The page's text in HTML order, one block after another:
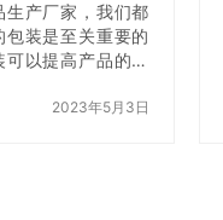
生产厂家，我们都
装是至关重要的
以提高产品的档
市场竞争力。所
2023年5月3日